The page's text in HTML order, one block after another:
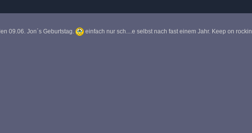
09.06. Jon´s Geburtstag. einfach nur sch....e selbst nach fast einem Jahr. Keep on rockin